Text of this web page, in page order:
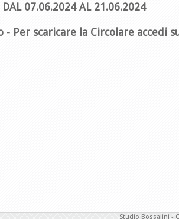
DAL 07.06.2024 AL 21.06.2024
- Per scaricare la Circolare accedi
Studio Bossalini -